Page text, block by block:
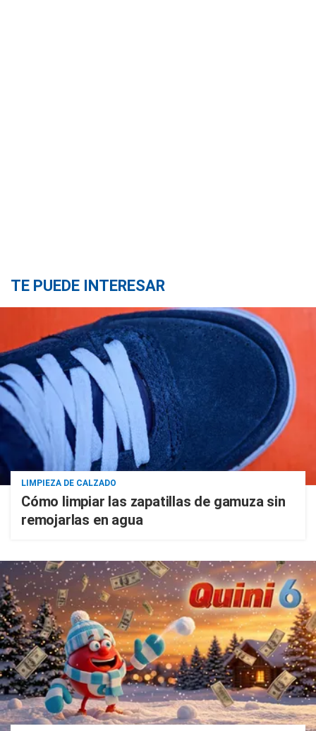
TE PUEDE INTERESAR
LIMPIEZA DE CALZADO
Cómo limpiar las zapatillas de gamuza sin
remojarlas en agua